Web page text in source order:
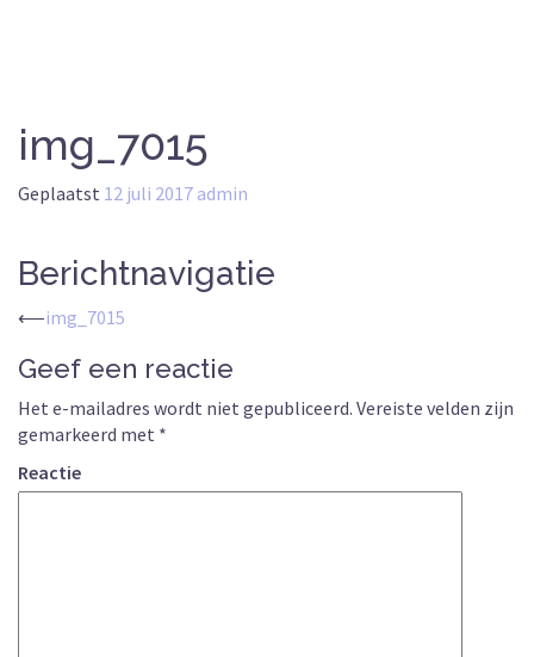
img_7015
Geplaatst 12 juli 2017 admin
Berichtnavigatie
⟵img_7015
Geef een reactie
Het e-mailadres wordt niet gepubliceerd. Vereiste velden zijn
gemarkeerd met *
Reactie